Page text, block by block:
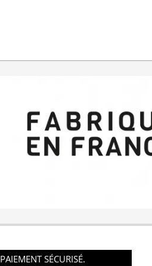
PAIEMENT SÉCURISÉ.